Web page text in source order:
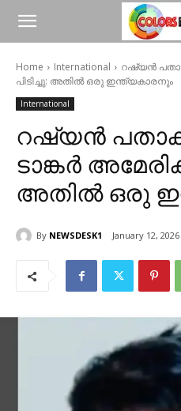
Home International
റഷ്യന്‍
പിടിച്ചു: അതില്‍ ഒരു ഇന്ത്യകാരനും
International
റഷ്യന്‍
ടാങ്കര്‍
അതില്‍ ഒരു
By NEWSDESK1 January 12, 2026